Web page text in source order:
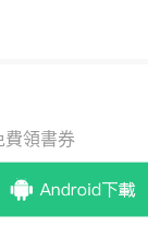
費領書券